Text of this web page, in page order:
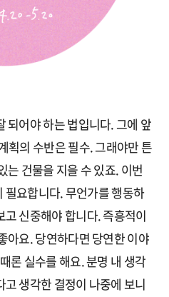
되어야 하는 법입니다. 그에 앞
획의 수반은 필수. 그래야만 튼
는 건물을 지을 수 있죠. 이번
필요합니다. 무언가를 행동하
신중해야 합니다. 즉흥적이
아요. 당연하다면 당연한 이야
론 실수를 해요. 분명 내 생각
생각한 결정이 나중에 보니